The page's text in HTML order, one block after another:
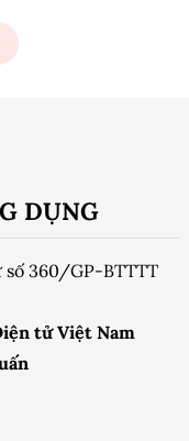
DỤNG
360/GP-BTTTT
tử Việt Nam